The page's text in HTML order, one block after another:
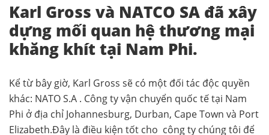
Karl Gross và NATCO SA đã xây
dựng mối quan hệ thương mại
khăng khít tại Nam Phi.
Kể từ bây giờ, Karl Gross sẽ có một đối tác độc quyền
khác: NATO S.A . Công ty vận chuyển quốc tế tại Nam
Phi ở địa chỉ Johannesburg, Durban, Cape Town và Port
Elizabeth.Đây là điều kiện tốt cho công ty chúng tôi để